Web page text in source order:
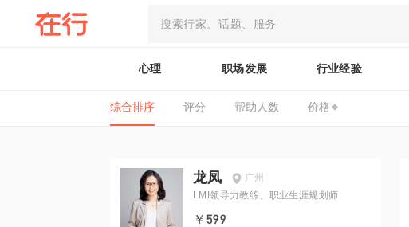
心理 职场发展 行业经验
综合排序 评分 帮助人数 价格
龙凤
广州
LMI领导力教练、职业生涯规划师
￥599